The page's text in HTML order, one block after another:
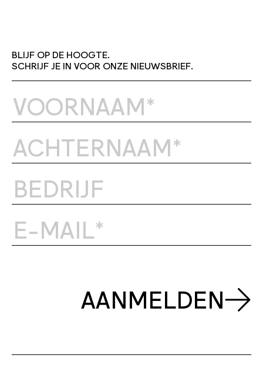
BLIJF OP DE HOOGTE.
SCHRIJF JE IN VOOR ONZE NIEUWSBRIEF.
AANMELDEN